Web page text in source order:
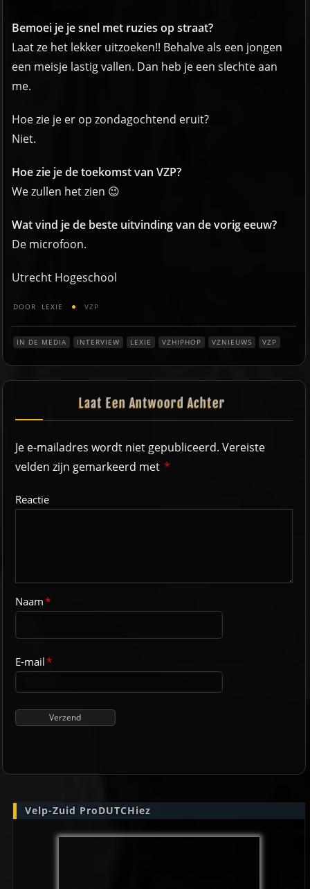
Bemoei je je snel met ruzies op straat?
Laat ze het lekker uitzoeken!! Behalve als een jongen
een meisje lastig vallen. Dan heb je een slechte aan
me.
Hoe zie je er op zondagochtend eruit?
Niet.
Hoe zie je de toekomst van VZP?
We zullen het zien 😉
Wat vind je de beste uitvinding van de vorig eeuw?
De microfoon.
Utrecht Hogeschool
DOOR LEXIE VZP
IN DE MEDIA INTERVIEW LEXIE VZHIPHOP VZNIEUWS VZP
Laat Een Antwoord Achter
Je e-mailadres wordt niet gepubliceerd. Vereiste
velden zijn gemarkeerd met *
Reactie
Naam*
E-mail*
Velp-Zuid ProDUTCHiez